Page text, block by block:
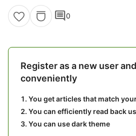
comment0
Register as a new user
conveniently
You get articles that match
You can efficiently read back
You can use dark theme